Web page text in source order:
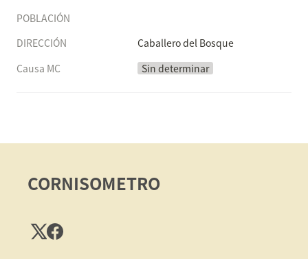
POBLACIÓN
DIRECCIÓN
Caballero del Bosque
Causa MC
Sin determinar
CORNISOMETRO